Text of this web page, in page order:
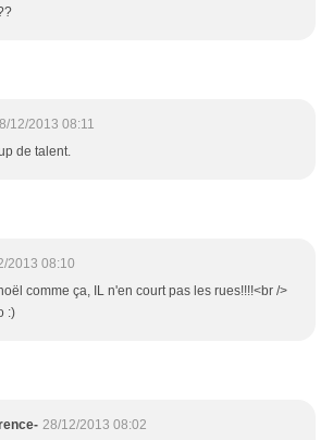
12/2013 08:11
de talent.
2013 08:10
comme ça, IL n'en court pas les rues!!!!<br />
:)
28/12/2013 08:02